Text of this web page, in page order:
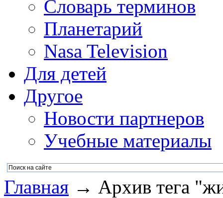
Словарь терминов
Планетарий
Nasa Television
Для детей
Другое
Новости партнеров
Учебные материалы
Главная → Архив тега